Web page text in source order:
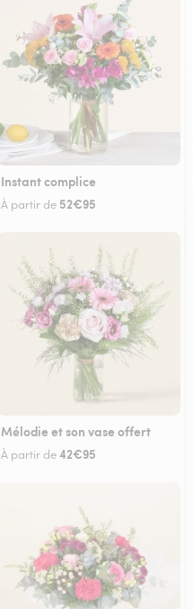
Instant complice
À partir de 52€95
Mélodie et son vase offert
À partir de42€95